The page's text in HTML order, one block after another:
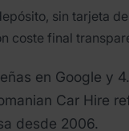
sin tarjeta
coste final
en Google y
Car Hire
desde 2006.